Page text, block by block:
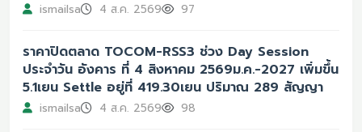
ismailsa 4 ส.ค. 2569 97
ราคาปิดตลาด TOCOM-RSS3 ช่วง Day Session
ประจำวัน อังคาร ที่ 4 สิงหาคม 2569ม.ค.-2027 เพิ่มขึ้น
5.1เยน Settle อยู่ที่ 419.30เยน ปริมาณ 289 สัญญา
ismailsa 4 ส.ค. 2569 98